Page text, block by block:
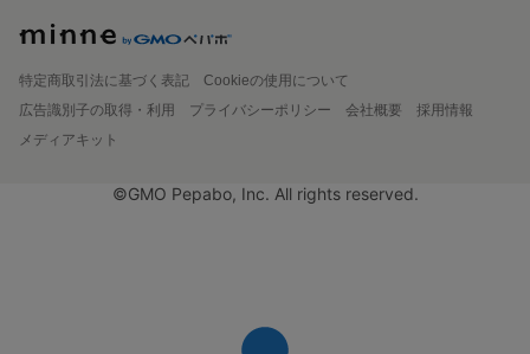
特定商取引法に基づく表記
Cookieの使用について
広告識別子の取得・利用
プライバシーポリシー 会社概要
採用情報
メディアキット
©GMO Pepabo, Inc. All rights reserved.